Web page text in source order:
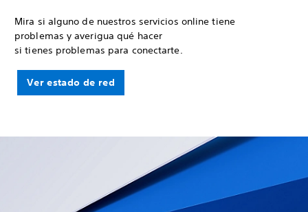
Mira si alguno de nuestros servicios online tiene
problemas y averigua qué hacer
si tienes problemas para conectarte.
Ver estado de red